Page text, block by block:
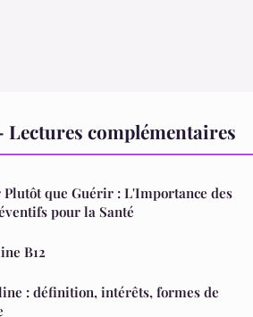
Lectures complémentaires
que Guérir : L'Importance des
pour la Santé
B12
: définition, intérêts, formes de